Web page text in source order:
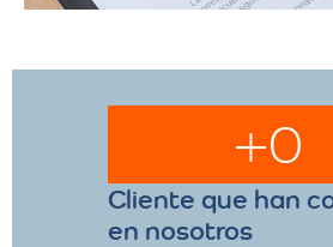
Cliente que han
en nosotros
+0